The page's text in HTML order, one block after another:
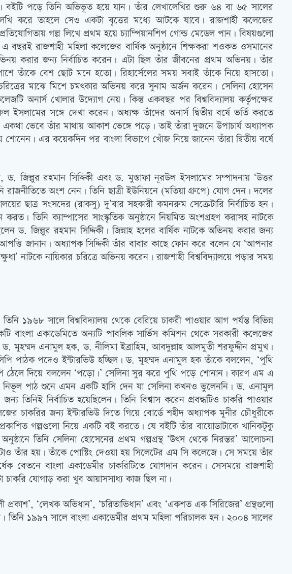
বইটি পড়ে তিনি অভিভূত হয়ে যান। তাঁর লেখালেখির শুরু ৬৪ বা ৬৫ সালের
করে তাহলে সেও একটা বৃত্তের মধ্যে আটকে যাবে। রাজশাহী কলেজের
গল্প লিখে প্রথম হয়ে চ্যাম্পিয়ানশিপ গোল্ড মেডেল পান। বিষয়গুলো
বছরই রাজশাহী মহিলা কলেজের বার্ষিক অনুষ্ঠানে শিক্ষকরা শওকত ওসমানের
করার জন্য নির্বাচিত করেন। এটা ছিল তাঁর জীবনের প্রথম অভিনয়। তাঁর
তাঁকে বেশ ছোট মনে হতো। রিহার্সেলের সময় সবাই তাঁকে নিয়ে হাসতো।
মাঝে মিশে চমত্‍কার অভিনয় করে সুনাম অর্জন করেন। সেলিনা হোসেন
অনার্স খোলার উদ্যোগ নেয়। কিন্তু একবছর পর বিশ্ববিদ্যালয় কর্তৃপক্ষের
ইসলামের সঙ্গে দেখা করেন। অধ্যক্ষ তাঁদের অনার্স দ্বিতীয় বর্ষে ভর্তি করতে
ভেবে তাঁর মাথায় আকাশ ভেঙ্গে পড়ে। তাই তাঁরা দুজনে উপাচার্য অধ্যাপক
এর কয়েকদিন পর বাংলা বিভাগে খোঁজ নিয়ে জানেন তাঁরা দ্বিতীয় বর্ষে
ড. জিল্লুর রহমান সিদ্দিকী এবং ড. মুস্তাফা নূরউল ইসলামের সম্পাদনায় ‘উত্তর
রাজনীতিতে অংশ নেন। তিনি ছাত্রী ইউনিয়নে (মতিয়া গ্রুপে) যোগ দেন। দলের
ছাত্র সংসদের (রাকসু) দু’বার সহকারী কমনরুম সেক্রেটারি নির্বাচিত হন।
করত। তিনি ক্যাম্পাসের সাংস্কৃতিক অনুষ্ঠানে নিয়মিত অংশগ্রহণ করাসহ নাটকে
ড. জিল্লুর রহমান সিদ্দিকী। জিন্নাহ হলের বার্ষিক নাটকে অভিনয় করার জন্য
জানান। অধ্যাপক সিদ্দিকী তাঁর বাবার কাছে ফোন করে বলেন যে ‘আপনার
নাটকে নায়িকার চরিত্রে অভিনয় করেন। রাজশাহী বিশ্ববিদ্যালয়ে পড়ার সময়
১৯৬৮ সালে বিশ্ববিদ্যালয় থেকে বেরিয়ে চাকরী পাওয়ার আগ পর্যন্ত বিভিন্ন
বাংলা একাডেমিতে অন্যটি পাবলিক সার্ভিস কমিশন থেকে সরকারী কলেজের
ড. মুহম্মদ এনামুল হক, ড. নীলিমা ইব্রাহিম, আবদুল্লাহ আলমুতী শরফুদ্দীন প্রমুখ।
পাঠক পদেও ইন্টারভিউ হচ্ছিল। ড. মুহম্মদ এনামুল হক তাঁকে বললেন, ‘পুথি
ঠেলে দিয়ে বললেন ‘পড়ো।’ সেলিনা সুর করে পুথি পড়ে শোনান। কারণ এম এ
নিভূল পাঠ শুনে এমন একটি হাসি দেন যা সেলিনা কখনও ভুলেননি। ড. এনামুল
নির্বাচিত হয়েছিলেন। তিনি বিশ্বাস করেন প্রবন্ধটিও চাকরি পাওয়ার
চাকরির জন্য ইন্টারভিউ দিতে গিয়ে বোর্ডে শহীদ অধ্যাপক মুনীর চৌধুরীকে
গল্পগুলো নিয়ে একটি বই করতে। যে বইটি তাঁর বায়োডাটাকে খানিকটুকু
তিনি সেলিনা হোসেনের প্রথম গল্পগ্রন্থ ‘উত্‍স থেকে নিরন্তর’ আলোচনা
তাঁর হয়। তাঁকে পোস্টিং দেওয়া হয় সিলেটের এম সি কলেজে। সে সময়ে তাঁর
বেতনে বাংলা একাডেমীর চাকরিটিতে যোগদান করেন। সেসময়ে রাজশাহী
চাকরি যোগাড় করা খুব আয়াসসাধ্য কাজ ছিল না।
প্রকাশ’, ‘লেখক অভিধান’, ‘চরিতাভিধান’ এবং ‘একশত এক সিরিজের’ গ্রন্থগুলো
তিনি ১৯৯৭ সালে বাংলা একাডেমীর প্রথম মহিলা পরিচালক হন। ২০০৪ সালের